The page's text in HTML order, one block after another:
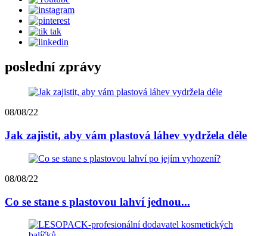
poslední zprávy
08/08/22
Jak zajistit, aby vám plastová láhev vydržela déle
08/08/22
Co se stane s plastovou lahví jednou...